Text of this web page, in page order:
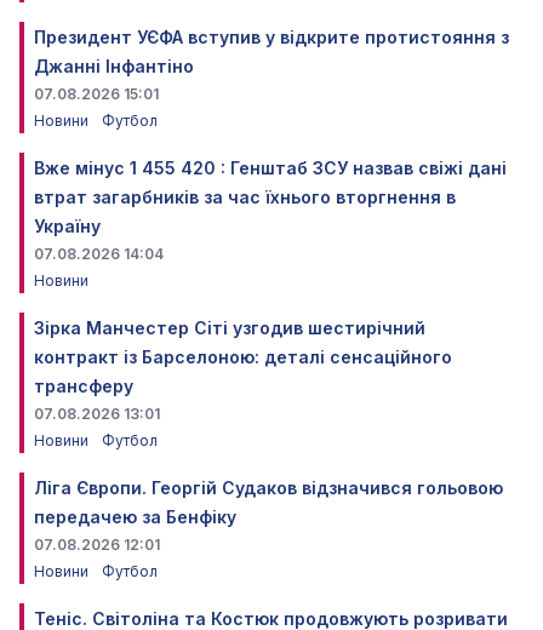
Президент УЄФА вступив у відкрите протистояння з
Джанні Інфантіно
07.08.2026 15:01
Новини
Футбол
Вже мінус 1 455 420 : Генштаб ЗСУ назвав свіжі дані
втрат загарбників за час їхнього вторгнення в
Україну
07.08.2026 14:04
Новини
Зірка Манчестер Сіті узгодив шестирічний
контракт із Барселоною: деталі сенсаційного
трансферу
07.08.2026 13:01
Новини
Футбол
Ліга Європи. Георгій Судаков відзначився гольовою
передачею за Бенфіку
07.08.2026 12:01
Новини
Футбол
Теніс. Світоліна та Костюк продовжують розривати